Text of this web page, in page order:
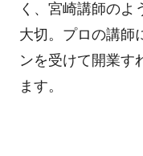
く、宮崎講師のよ
大切。プロの講師
ンを受けて開業す
ます。